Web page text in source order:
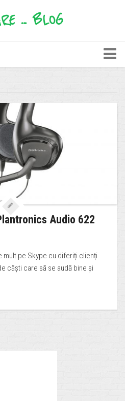
... BLOG
Audio 622
pe Skype cu diferiți clienți
căști care să se audă bine și